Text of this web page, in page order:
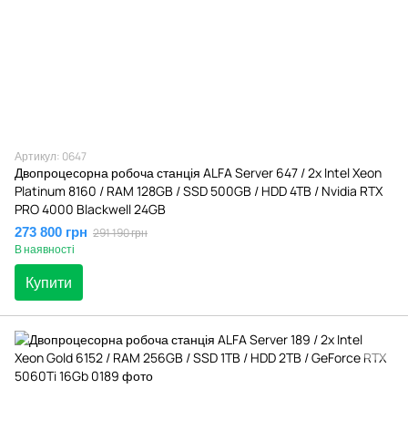
Артикул: 0647
Двопроцесорна робоча станція ALFA Server 647 / 2x Intel Xeon
Platinum 8160 / RAM 128GB / SSD 500GB / HDD 4TB / Nvidia RTX
PRO 4000 Blackwell 24GB
273 800 грн 291 190 грн
В наявності
Купити